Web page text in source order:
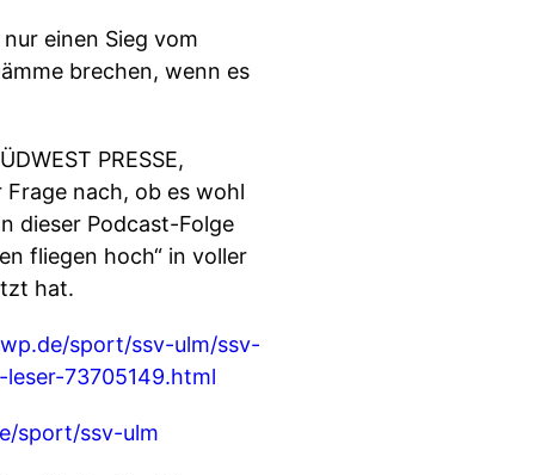
einen Sieg vom
brechen, wenn es
PRESSE,
nach, ob es wohl
dieser Podcast-Folge
fliegen hoch“ in voller
hat.
sport/ssv-ulm/ssv-
73705149.html
sport/ssv-ulm